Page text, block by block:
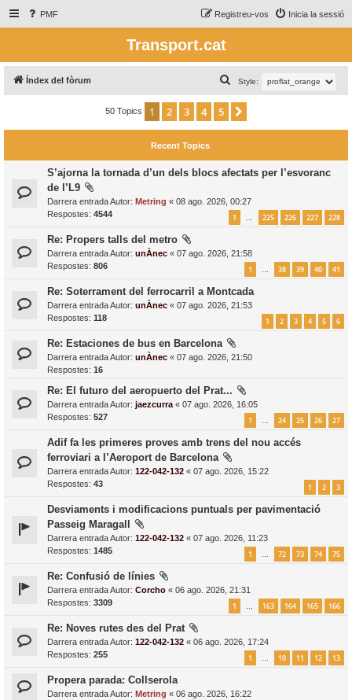
PMF Inicia la sessió
Registreu-vos
Transport.cat
Índex del fòrum Style:
e
50 Topics 1 2 3 4 5
Recent Topics
S’ajorna la tornada d’un dels blocs afectats per l’esvoranc
de l’L9
Darrera entrada Autor: Metring « 08 ago. 2026, 00:27
Respostes: 4544 1 … 225 226 227 228
Re: Propers talls del metro
Darrera entrada Autor: unÀnec « 07 ago. 2026, 21:58
Respostes: 806 1 … 38 39 40 41
Re: Soterrament del ferrocarril a Montcada
Darrera entrada Autor: unÀnec « 07 ago. 2026, 21:53
Respostes: 118 1 2 3 4 5 6
Re: Estaciones de bus en Barcelona
Darrera entrada Autor: unÀnec « 07 ago. 2026, 21:50
Respostes: 16
Re: El futuro del aeropuerto del Prat...
Darrera entrada Autor: jaezcurra « 07 ago. 2026, 16:05
Respostes: 527 1 … 24 25 26 27
Adif fa les primeres proves amb trens del nou accés
ferroviari a l’Aeroport de Barcelona
Darrera entrada Autor: 122-042-132 « 07 ago. 2026, 15:22
Respostes: 43 1 2 3
Desviaments i modificacions puntuals per pavimentació
Passeig Maragall
Darrera entrada Autor: 122-042-132 « 07 ago. 2026, 11:23
Respostes: 1485 1 … 72 73 74 75
Re: Confusió de línies
Darrera entrada Autor: Corcho « 06 ago. 2026, 21:31
Respostes: 3309 1 … 163 164 165 166
Re: Noves rutes des del Prat
Darrera entrada Autor: 122-042-132 « 06 ago. 2026, 17:24
Respostes: 255 1 … 10 11 12 13
Propera parada: Collserola
Darrera entrada Autor: Metring « 06 ago. 2026, 16:22